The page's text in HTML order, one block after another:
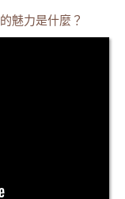
魅力是什麼？